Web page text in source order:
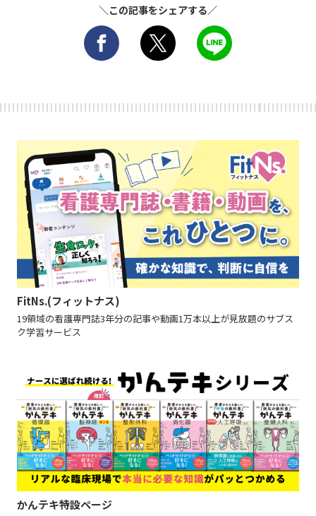
＼この記事をシェアする／
FitNs.(フィットナス)
19領域の看護専門誌3年分の記事や動画1万本以上が見放題のサブス
ク学習サービス
かんテキ特設ページ